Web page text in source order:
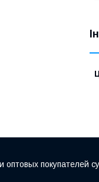
покупателей